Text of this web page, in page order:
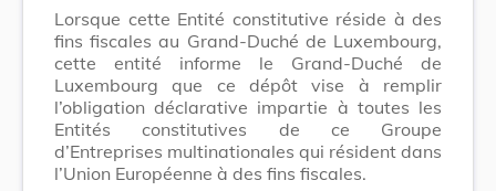
Lorsque cette Entité constitutive réside à des
fins fiscales au Grand-Duché de Luxembourg,
cette entité informe le Grand-Duché de
Luxembourg que ce dépôt vise à remplir
l’obligation déclarative impartie à toutes les
Entités constitutives de ce Groupe
d’Entreprises multinationales qui résident dans
l’Union Européenne à des fins fiscales.